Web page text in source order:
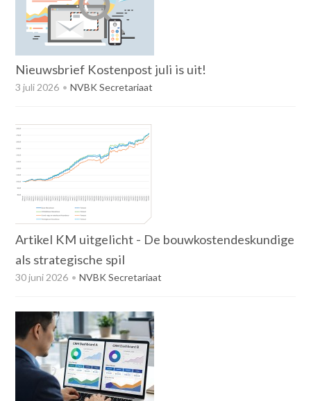
Nieuwsbrief Kostenpost juli is uit!
3 juli 2026 NVBK Secretariaat
Artikel KM uitgelicht - De bouwkostendeskundige
als strategische spil
30 juni 2026 NVBK Secretariaat